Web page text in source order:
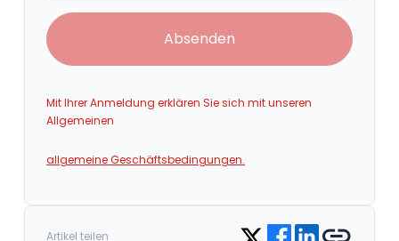
Absenden
Mit Ihrer Anmeldung erklären Sie sich mit unseren
Allgemeinen
allgemeine Geschäftsbedingungen.
Artikel teilen Share on Twitter
Share on Facebook
Share on LinkedIn
Copy link